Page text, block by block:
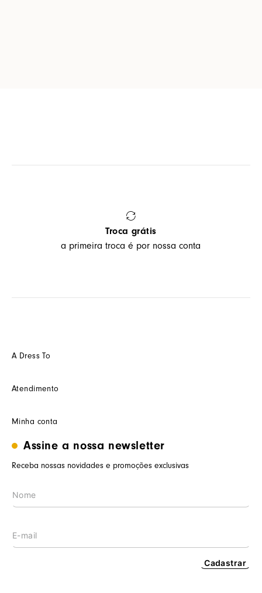
Troca grátis
a primeira troca é por nossa conta
A Dress To
Futuro
Seja um(a) cliente multimarca
Trabalhe conosco
Nossas lojas
Atendimento
Como trocar
Termos de uso
Prazos de entrega
LGPD
Minha conta
Minha conta
Assine a nossa newsletter
Receba nossas novidades e promoções exclusivas
Cadastrar